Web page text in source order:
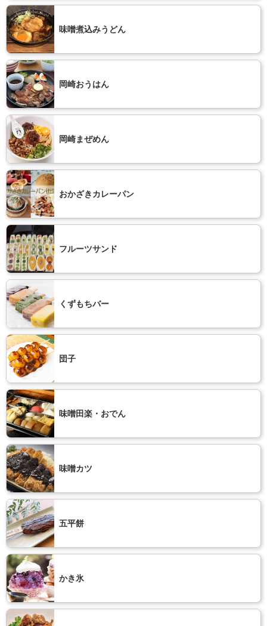
味噌煮込みうどん
岡崎おうはん
岡崎まぜめん
おかざきカレーパン
フルーツサンド
くずもちバー
団子
味噌田楽・おでん
味噌カツ
五平餅
かき氷